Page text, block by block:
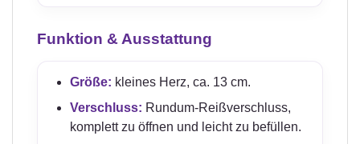
Funktion & Ausstattung
Größe: kleines Herz, ca. 13 cm.
Verschluss: Rundum-Reißverschluss,
komplett zu öffnen und leicht zu befüllen.